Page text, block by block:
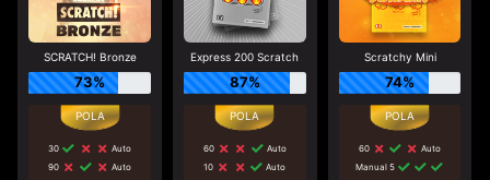
SCRATCH! Bronze
73%
30
Auto
90
Auto
Express 200 Scratch
87%
60
Auto
10
Auto
Scratchy Mini
74%
60
Auto
Manual 5